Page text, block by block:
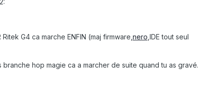
G4 ca marche ENFIN (maj firmware, nero ,IDE tout seul
hop magie ca a marcher de suite quand tu as